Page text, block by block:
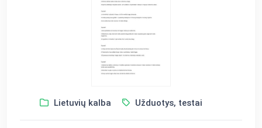
Lietuvių kalba Užduotys, testai